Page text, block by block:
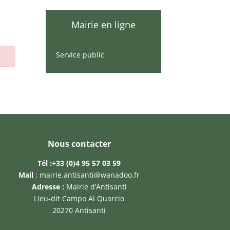
Mairie en ligne
Service public
Nous contacter
Tél :+33 (0)4 95 57 03 59
Mail : mairie.antisanti@wanadoo.fr
Adresse : Mairie d’Antisanti
Lieu-dit Campo Al Quarcio
20270 Antisanti